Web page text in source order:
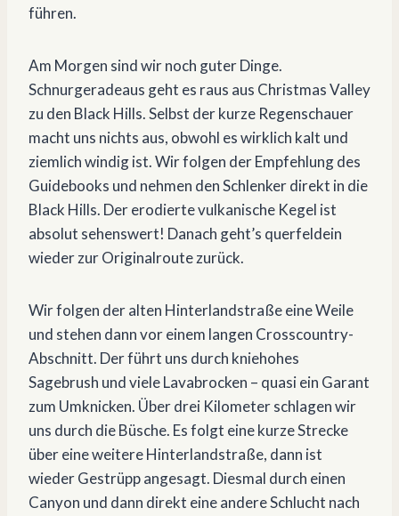
führen.
Am Morgen sind wir noch guter Dinge.
Schnurgeradeaus geht es raus aus Christmas Valley
zu den Black Hills. Selbst der kurze Regenschauer
macht uns nichts aus, obwohl es wirklich kalt und
ziemlich windig ist. Wir folgen der Empfehlung des
Guidebooks und nehmen den Schlenker direkt in die
Black Hills. Der erodierte vulkanische Kegel ist
absolut sehenswert! Danach geht’s querfeldein
wieder zur Originalroute zurück.
Wir folgen der alten Hinterlandstraße eine Weile
und stehen dann vor einem langen Crosscountry-
Abschnitt. Der führt uns durch kniehohes
Sagebrush und viele Lavabrocken – quasi ein Garant
zum Umknicken. Über drei Kilometer schlagen wir
uns durch die Büsche. Es folgt eine kurze Strecke
über eine weitere Hinterlandstraße, dann ist
wieder Gestrüpp angesagt. Diesmal durch einen
Canyon und dann direkt eine andere Schlucht nach